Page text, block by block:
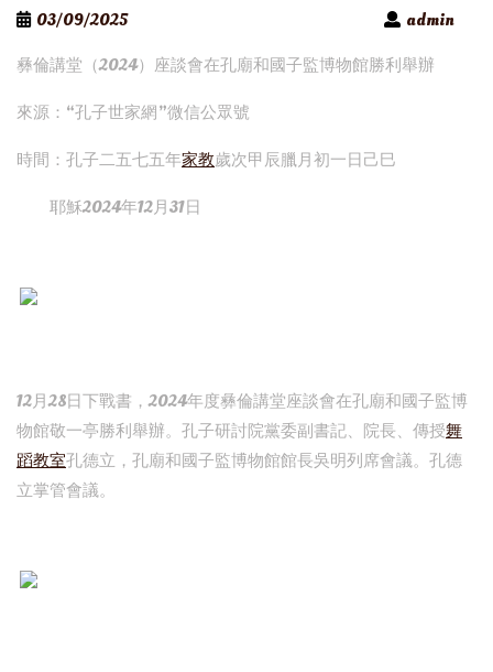
03/09/2025
admin
彝倫講堂（2024）座談會在孔廟和國子監博物館勝利舉辦
來源：“孔子世家網”微信公眾號
時間：孔子二五七五年家教歲次甲辰臘月初一日己巳
耶穌2024年12月31日
12月28日下戰書，2024年度彝倫講堂座談會在孔廟和國子監博
物館敬一亭勝利舉辦。孔子研討院黨委副書記、院長、傳授舞
蹈教室孔德立，孔廟和國子監博物館館長吳明列席會議。孔德
立掌管會議。